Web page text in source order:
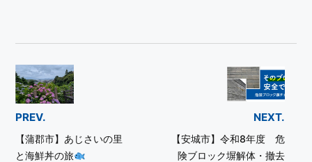
PREV.
【蒲郡市】あじさいの里
と海鮮丼の旅
NEXT.
【安城市】令和8年度 危
険ブロック塀解体・撤去